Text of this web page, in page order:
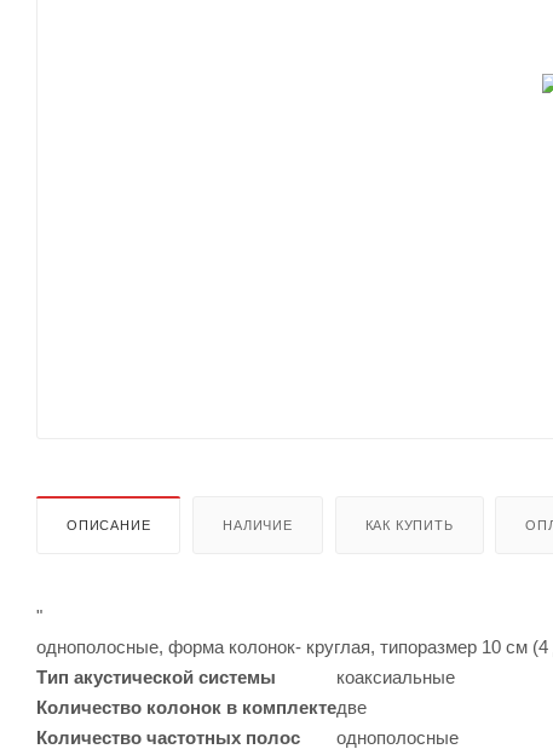
ОПИСАНИЕ НАЛИЧИЕ КАК КУПИТЬ
"
однополосные, форма колонок- круглая, типоразмер 10 см
Tип акустической системы
коаксиальные
Количество колонок в комплектедве
Количество частотных полос
однополосные